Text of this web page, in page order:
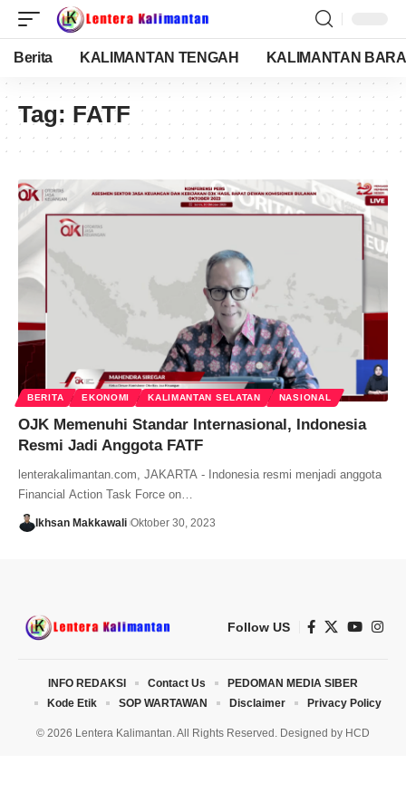
Berita KALIMANTAN TENGAH KALIMANTAN
Tag: FATF
BERITA EKONOMI KALIMANTAN SELATAN NASIONAL
OJK Memenuhi Standar Internasional, Indonesia
Resmi Jadi Anggota FATF
lenterakalimantan.com, JAKARTA - Indonesia resmi menjadi anggota
Financial Action Task Force on…
Ikhsan Makkawali Oktober 30, 2023
Follow US
© 2026 Lentera Kalimantan. All Rights Reserved. Designed by HCD
INFO REDAKSI Contact Us
PEDOMAN MEDIA SIBER
Kode Etik
SOP WARTAWAN Disclaimer Privacy Policy